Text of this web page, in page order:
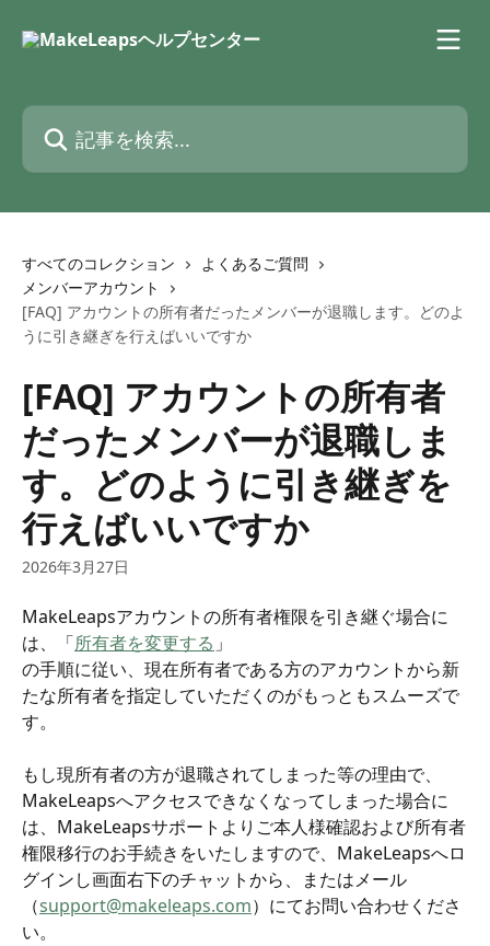
記事を検索...
すべてのコレクション
よくあるご質問
メンバーアカウント
[FAQ] アカウントの所有者だったメンバーが退職します。どのよ
うに引き継ぎを行えばいいですか
[FAQ] アカウントの所有者
だったメンバーが退職しま
す。どのように引き継ぎを
行えばいいですか
2026年3月27日
MakeLeapsアカウントの所有者権限を引き継ぐ場合に
は、「所有者を変更する 」
の手順に従い、現在所有者である方のアカウントから新
たな所有者を指定していただくのがもっともスムーズで
す。
もし現所有者の方が退職されてしまった等の理由で、
MakeLeapsへアクセスできなくなってしまった場合に
は、MakeLeapsサポートよりご本人様確認および所有者
権限移行のお手続きをいたしますので、MakeLeapsへロ
グインし画面右下のチャットから、またはメール
（support@makeleaps.com）にてお問い合わせくださ
い。